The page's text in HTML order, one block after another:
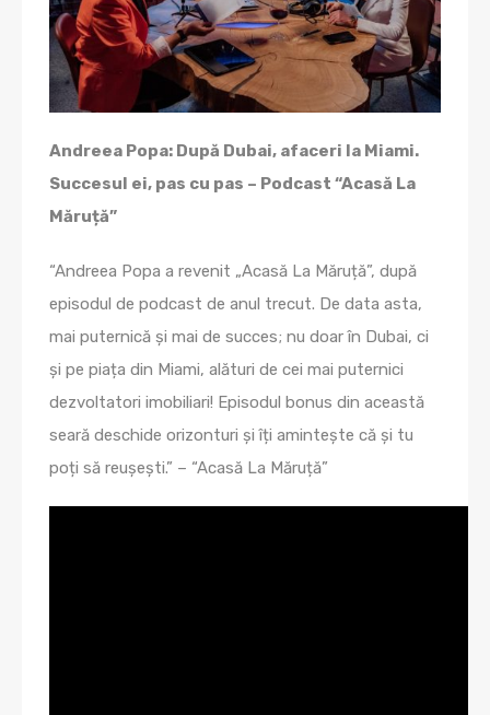
Andreea Popa: După Dubai, afaceri la Miami.
Succesul ei, pas cu pas – Podcast “Acasă La
Măruță”
“Andreea Popa a revenit „Acasă La Măruță”, după
episodul de podcast de anul trecut. De data asta,
mai puternică și mai de succes; nu doar în Dubai, ci
și pe piața din Miami, alături de cei mai puternici
dezvoltatori imobiliari! Episodul bonus din această
seară deschide orizonturi și îți amintește că și tu
poți să reușești.” – “Acasă La Măruță”